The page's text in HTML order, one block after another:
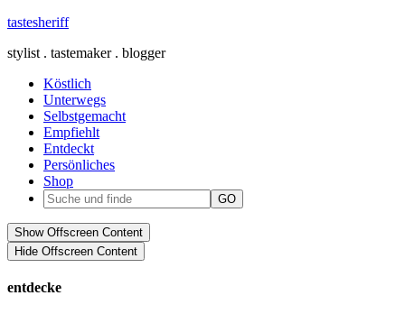
tastesheriff
stylist . tastemaker . blogger
Köstlich
Unterwegs
Selbstgemacht
Empfiehlt
Entdeckt
Persönliches
Shop
Show Offscreen Content
Hide Offscreen Content
entdecke